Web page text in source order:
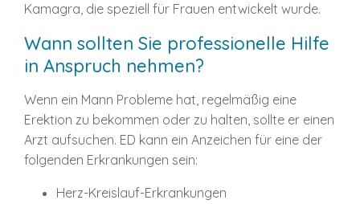
Kamagra, die speziell für Frauen entwickelt wurde.
Wann sollten Sie professionelle Hilfe
in Anspruch nehmen?
Wenn ein Mann Probleme hat, regelmäßig eine
Erektion zu bekommen oder zu halten, sollte er einen
Arzt aufsuchen. ED kann ein Anzeichen für eine der
folgenden Erkrankungen sein:
Herz-Kreislauf-Erkrankungen